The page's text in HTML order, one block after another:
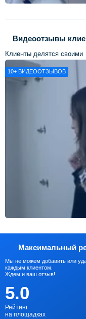
Видеоотзывы
Клиенты делятся своими
впечатлениями о нашей
10+ ВИДЕООТЗЫВОВ
Максимальный
Мы не можем добавить или
каждым клиентом.
Ждем и ваш отзыв!
5.0
Рейтинг
на площадках